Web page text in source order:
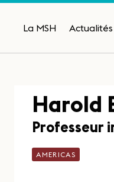
La MSH Actualités
Harold
Professeur
AMERICAS